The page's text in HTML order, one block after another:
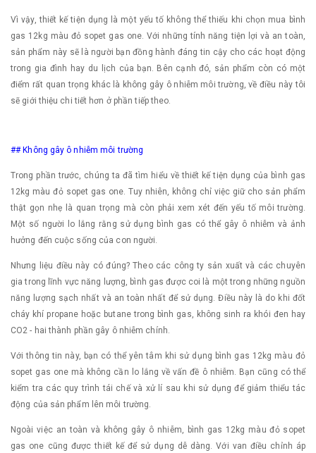
Vì vậy, thiết kế tiện dụng là một yếu tố không thể thiếu khi chọn mua bình
gas 12kg màu đỏ sopet gas one. Với những tính năng tiện lợi và an toàn,
sản phẩm này sẽ là người bạn đồng hành đáng tin cậy cho các hoạt động
trong gia đình hay du lịch của bạn. Bên cạnh đó, sản phẩm còn có một
điểm rất quan trọng khác là không gây ô nhiễm môi trường, về điều này tôi
sẽ giới thiệu chi tiết hơn ở phần tiếp theo.
## Không gây ô nhiễm môi trường
Trong phần trước, chúng ta đã tìm hiểu về thiết kế tiện dụng của bình gas
12kg màu đỏ sopet gas one. Tuy nhiên, không chỉ việc giữ cho sản phẩm
thật gọn nhẹ là quan trọng mà còn phải xem xét đến yếu tố môi trường.
Một số người lo lắng rằng sử dụng bình gas có thể gây ô nhiễm và ảnh
hưởng đến cuộc sống của con người.
Nhưng liệu điều này có đúng? Theo các công ty sản xuất và các chuyên
gia trong lĩnh vực năng lượng, bình gas được coi là một trong những nguồn
năng lượng sạch nhất và an toàn nhất để sử dụng. Điều này là do khi đốt
cháy khí propane hoặc butane trong bình gas, không sinh ra khói đen hay
CO2 - hai thành phần gây ô nhiễm chính.
Với thông tin này, bạn có thể yên tâm khi sử dụng bình gas 12kg màu đỏ
sopet gas one mà không cần lo lắng về vấn đề ô nhiễm. Bạn cũng có thể
kiểm tra các quy trình tái chế và xử lí sau khi sử dụng để giảm thiểu tác
động của sản phẩm lên môi trường.
Ngoài việc an toàn và không gây ô nhiễm, bình gas 12kg màu đỏ sopet
gas one cũng được thiết kế để sử dụng dễ dàng. Với van điều chỉnh áp